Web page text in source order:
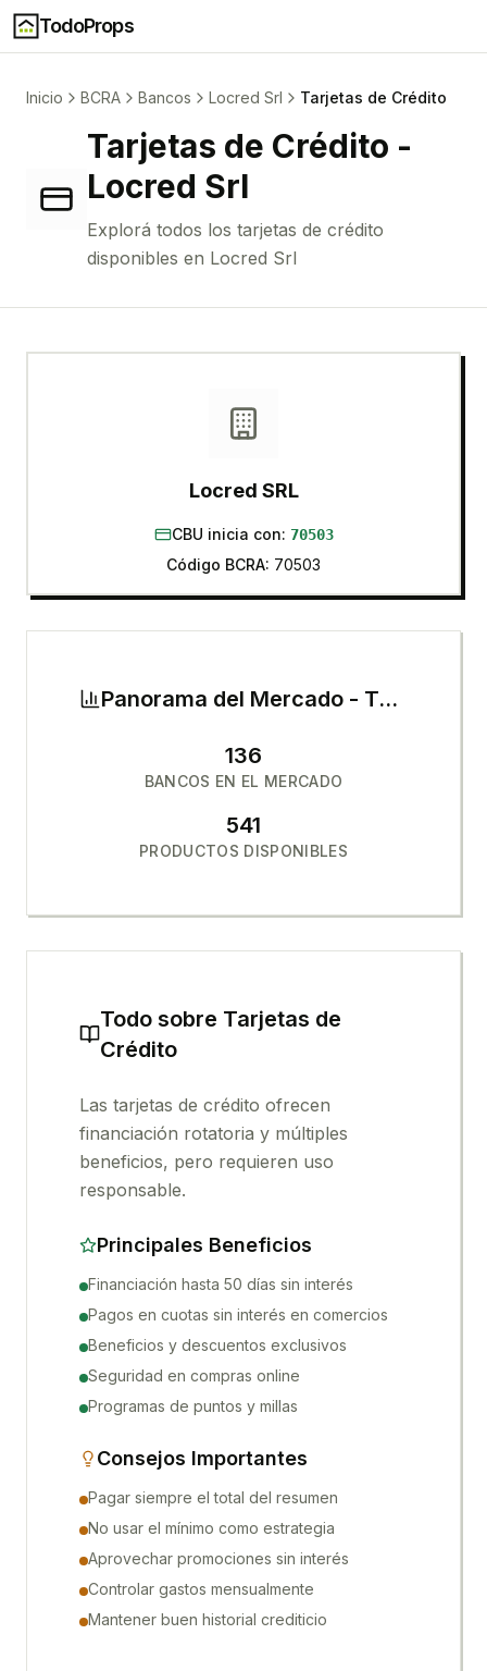
TodoProps
Inicio BCRA Bancos Locred Srl Tarjetas de Crédito
Tarjetas de Crédito -
Locred Srl
Explorá todos los tarjetas de crédito
disponibles en Locred Srl
Locred SRL
CBU inicia con: 70503
Código BCRA: 70503
Panorama del Mercado - Tarjetas de Crédito
136
BANCOS EN EL MERCADO
541
PRODUCTOS DISPONIBLES
Todo sobre Tarjetas de
Crédito
Las tarjetas de crédito ofrecen
financiación rotatoria y múltiples
beneficios, pero requieren uso
responsable.
Principales Beneficios
Financiación hasta 50 días sin interés
Pagos en cuotas sin interés en comercios
Beneficios y descuentos exclusivos
Seguridad en compras online
Programas de puntos y millas
Consejos Importantes
Pagar siempre el total del resumen
No usar el mínimo como estrategia
Aprovechar promociones sin interés
Controlar gastos mensualmente
Mantener buen historial crediticio